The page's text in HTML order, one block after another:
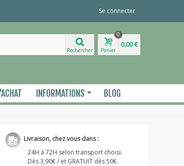
Se connecter
Rechercher Panier
0
0,00 €
INFORMATIONS BLOG
Livraison, chez vous dans :
24H à 72H selon transport choisi.
Dès 3,90€ / et GRATUIT dès 50€.